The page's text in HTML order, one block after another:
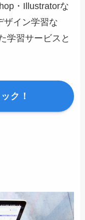
・Illustratorな
ザイン学習な
学習サービスと
ク！